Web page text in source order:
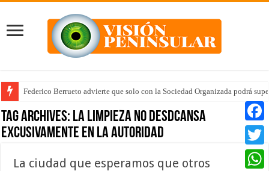
Federico Berrueto advierte que solo con la Sociedad Organizada podrá
Tag Archives: la limpieza no desdcansa
excusivamente en la autoridad
La ciudad que esperamos que otros
Twitter